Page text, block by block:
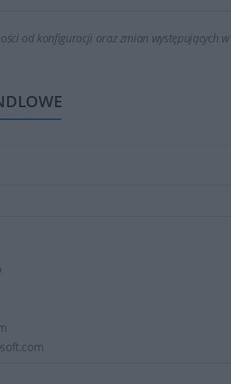
od konfiguracji oraz zmian występujących w